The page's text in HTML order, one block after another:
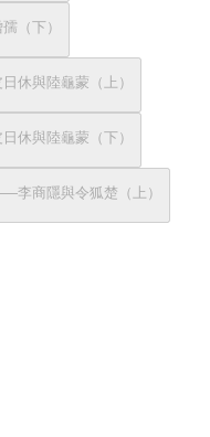
（下）
休與陸龜蒙（上）
休與陸龜蒙（下）
李商隱與令狐楚（上）